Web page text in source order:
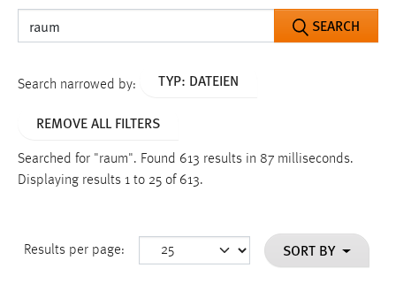
SEARCH
Search narrowed by: TYP: DATEIEN
REMOVE ALL FILTERS
Searched for "raum". Found 613 results in 87 milliseconds.
Displaying results 1 to 25 of 613.
Results per page: SORT BY